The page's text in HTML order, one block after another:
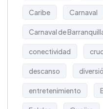
Caribe Carnaval
Carnaval de
conectividad
descanso
entretenimiento